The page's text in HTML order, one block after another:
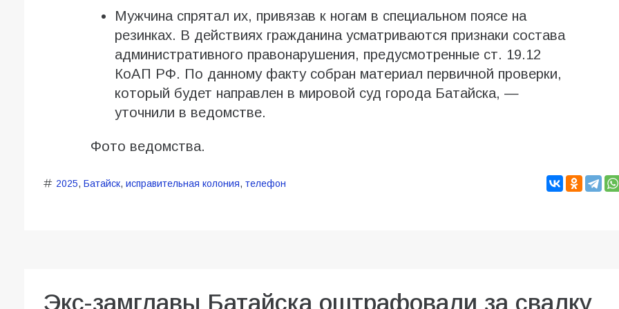
Мужчина спрятал их, привязав к ногам в специальном поясе на
резинках. В действиях гражданина усматриваются признаки состава
административного правонарушения, предусмотренные ст. 19.12
КоАП РФ. По данному факту собран материал первичной проверки,
который будет направлен в мировой суд города Батайска, —
уточнили в ведомстве.
Фото ведомства.
2025, Батайск, исправительная колония, телефон
Экс-замглавы Батайска оштрафовали за свалку